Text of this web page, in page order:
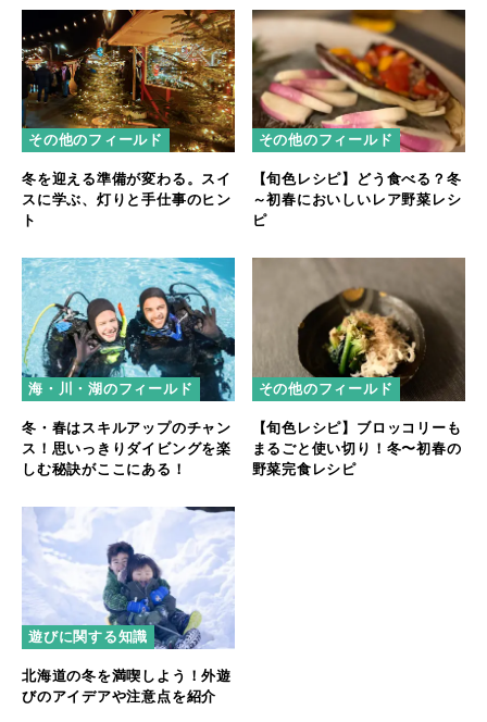
その他のフィールド
冬を迎える準備が変わる。スイ
スに学ぶ、灯りと手仕事のヒン
ト
その他のフィールド
【旬色レシピ】どう食べる？冬
～初春においしいレア野菜レシ
ピ
海・川・湖のフィールド
冬・春はスキルアップのチャン
ス！思いっきりダイビングを楽
しむ秘訣がここにある！
その他のフィールド
【旬色レシピ】ブロッコリーも
まるごと使い切り！冬〜初春の
野菜完食レシピ
遊びに関する知識
北海道の冬を満喫しよう！外遊
びのアイデアや注意点を紹介